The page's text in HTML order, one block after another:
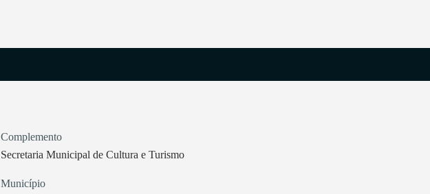
Complemento
Secretaria Municipal de Cultura e Turismo
Município